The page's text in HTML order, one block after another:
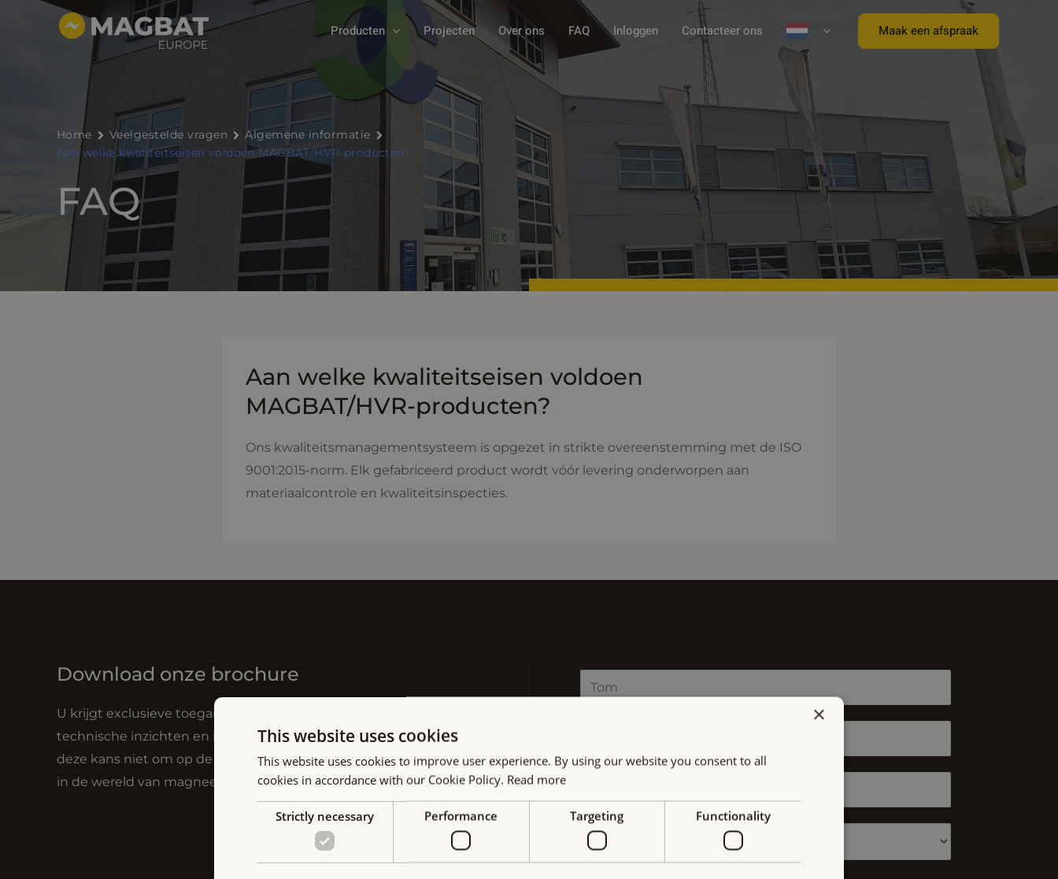
Producten Projecten Over ons FAQ Inloggen Contacteer ons Maak een afspraak
Home Veelgestelde vragen
Algemene informatie
Aan welke kwaliteitseisen voldoen MAGBAT/HVR-producten?
FAQ
Aan welke kwaliteitseisen voldoen
MAGBAT/HVR-producten?
Ons kwaliteitsmanagementsysteem is opgezet in strikte overeenstemming met de ISO
9001:2015-norm. Elk gefabriceerd product wordt vóór levering onderworpen aan
materiaalcontrole en kwaliteitsinspecties.
Download onze brochure
U krijgt exclusieve toegang tot nieuwe productreleases,
technische inzichten en industriële verwezenlijkingen. Mis
deze kans niet om op de hoogte te blijven en voorop te lopen
in de wereld van magneettechnologie.
e
r
i
f
-
m
G
×
This website uses cookies
This website uses cookies to improve user experience. By using our website you consent to all
cookies in accordance with our Cookie Policy. Read more
Strictly necessary Performance Targeting Functionality